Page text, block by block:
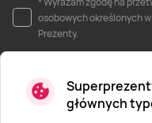
głównych
osobowych określonych w
Prezenty.